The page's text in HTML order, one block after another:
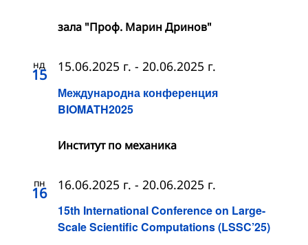
зала "Проф. Марин Дринов"
нд
15
Международна конференция
BIOMATH2025
15.06.2025 г. - 20.06.2025 г.
Институт по механика
пн
16
15th International Conference on Large-
Scale Scientific Computations (LSSC’25)
16.06.2025 г. - 20.06.2025 г.